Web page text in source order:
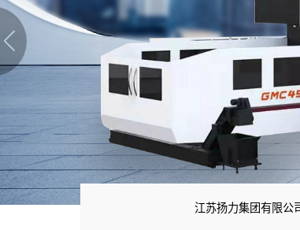
江苏扬力集团有限公